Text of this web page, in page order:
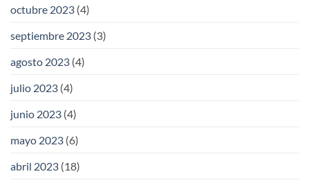
octubre 2023 (4)
septiembre 2023 (3)
agosto 2023 (4)
julio 2023 (4)
junio 2023 (4)
mayo 2023 (6)
abril 2023 (18)